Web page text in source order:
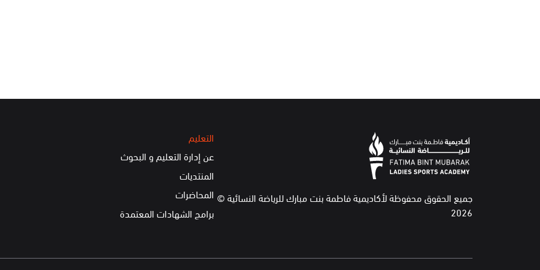
التعليم
عن إدارة التعليم و البحوث
المنتديات
المحاضرات
برامج الشهادات المعتمدة
جميع الحقوق محفوظة لأكاديمية فاطمة بنت مبارك للرياضة النسائية ©
2026